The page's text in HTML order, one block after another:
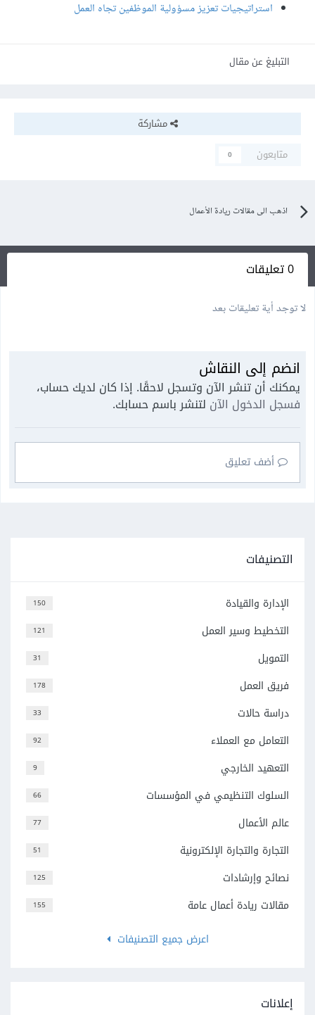
استراتيجيات تعزيز مسؤولية الموظفين تجاه العمل
التبليغ عن مقال
مشاركة
متابعون
0
اذهب الى مقالات ريادة الأعمال
0 تعليقات
لا توجد أية تعليقات بعد
انضم إلى النقاش
يمكنك أن تنشر الآن وتسجل لاحقًا. إذا كان لديك حساب،
فسجل الدخول الآن لتنشر باسم حسابك.
أضف تعليق
التصنيفات
150 الإدارة والقيادة
121 التخطيط وسير العمل
31 التمويل
178 فريق العمل
33 دراسة حالات
92 التعامل مع العملاء
9 التعهيد الخارجي
66 السلوك التنظيمي في المؤسسات
77 عالم الأعمال
51 التجارة والتجارة الإلكترونية
125 نصائح وإرشادات
155
مقالات ريادة أعمال عامة
اعرض جميع التصنيفات
إعلانات